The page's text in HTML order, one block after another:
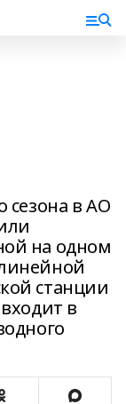
сезона в АО
на одном
станции
в